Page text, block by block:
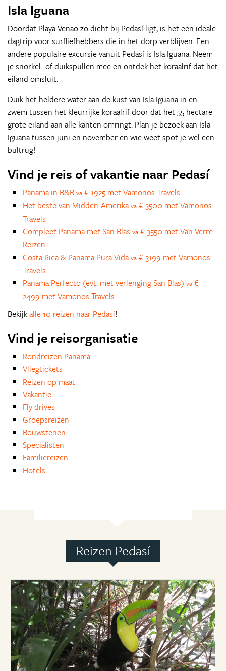
Isla Iguana
Doordat Playa Venao zo dicht bij Pedasí ligt, is het een ideale
dagtrip voor surfliefhebbers die in het dorp verblijven. Een
andere populaire excursie vanuit Pedasí is Isla Iguana. Neem
je snorkel- of duikspullen mee en ontdek het koraalrif dat het
eiland omsluit.
Duik het heldere water aan de kust van Isla Iguana in en
zwem tussen het kleurrijke koraalrif door dat het 55 hectare
grote eiland aan alle kanten omringt. Plan je bezoek aan Isla
Iguana tussen juni en november en wie weet spot je wel een
bultrug!
Vind je reis of vakantie naar Pedasí
Panama in B&B va € 1925 met Vamonos Travels
Het beste van Midden-Amerika va € 3500 met Vamonos
Travels
Compleet Panama met San Blas va € 3550 met Van Verre
Reizen
Costa Rica & Panama Pura Vida va € 3199 met Vamonos
Travels
Panama Perfecto (evt. met verlenging San Blas) va €
2499 met Vamonos Travels
Bekijkalle 10 reizen naar Pedasí!
Vind je reisorganisatie
Rondreizen Panama
Vliegtickets
Reizen op maat
Vakantie
Fly drives
Groepsreizen
Bouwstenen
Specialisten
Familiereizen
Hotels
Reizen Pedasí